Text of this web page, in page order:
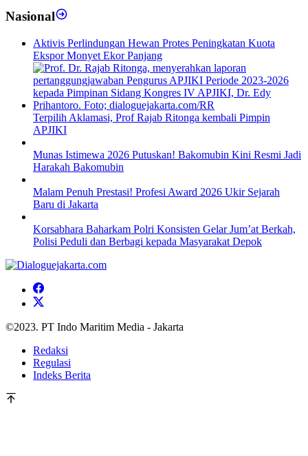
Nasional
Aktivis Perlindungan Hewan Protes Peningkatan Kuota
Ekspor Monyet Ekor Panjang
Terpilih Aklamasi, Prof Rajab Ritonga kembali Pimpin
APJIKI
Munas Istimewa 2026 Putuskan! Bakomubin Kini Resmi Jadi
Harakah Bakomubin
Malam Penuh Prestasi! Profesi Award 2026 Ukir Sejarah
Baru di Jakarta
Korsabhara Baharkam Polri Konsisten Gelar Jum’at Berkah,
Polisi Peduli dan Berbagi kepada Masyarakat Depok
©2023. PT Indo Maritim Media - Jakarta
Redaksi
Regulasi
Indeks Berita